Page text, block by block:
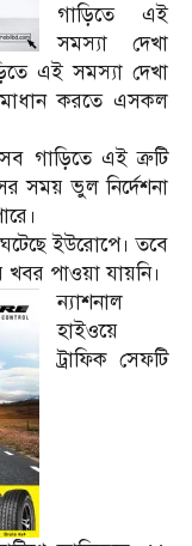
গাড়িতে এই
সমস্যা দেখা
এই সমস্যা দেখা
করতে এসকল
গাড়িতে এই ত্রুটি
সময় ভুল নির্দেশনা
ইউরোপে। তবে
খবর পাওয়া যায়নি।
ন্যাশনাল
হাইওয়ে
ট্রাফিক সেফটি